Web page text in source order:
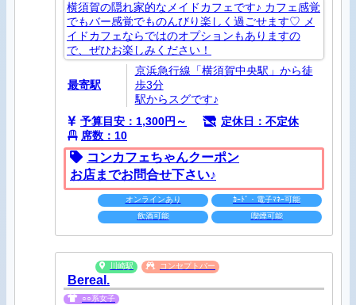
横須賀の隠れ家的なメイドカフェです♪ カフェ感覚
でもバー感覚でものんびり楽しく過ごせます♡ メ
イドカフェならではのオプションもありますの
で、ぜひお楽しみください！
最寄駅
京浜急行線「横須賀中央駅」から徒
歩3分
駅からスグです♪
予算目安：1,300円～
定休日：不定休
席数：10
コンカフェちゃんクーポン
お店までお問合せ下さい♪
オンラインあり
ｶｰﾄﾞ・電子ﾏﾈｰ可能
飲酒可能
喫煙可能
川崎駅 コンセプトバー
Bereal.
○○系女子